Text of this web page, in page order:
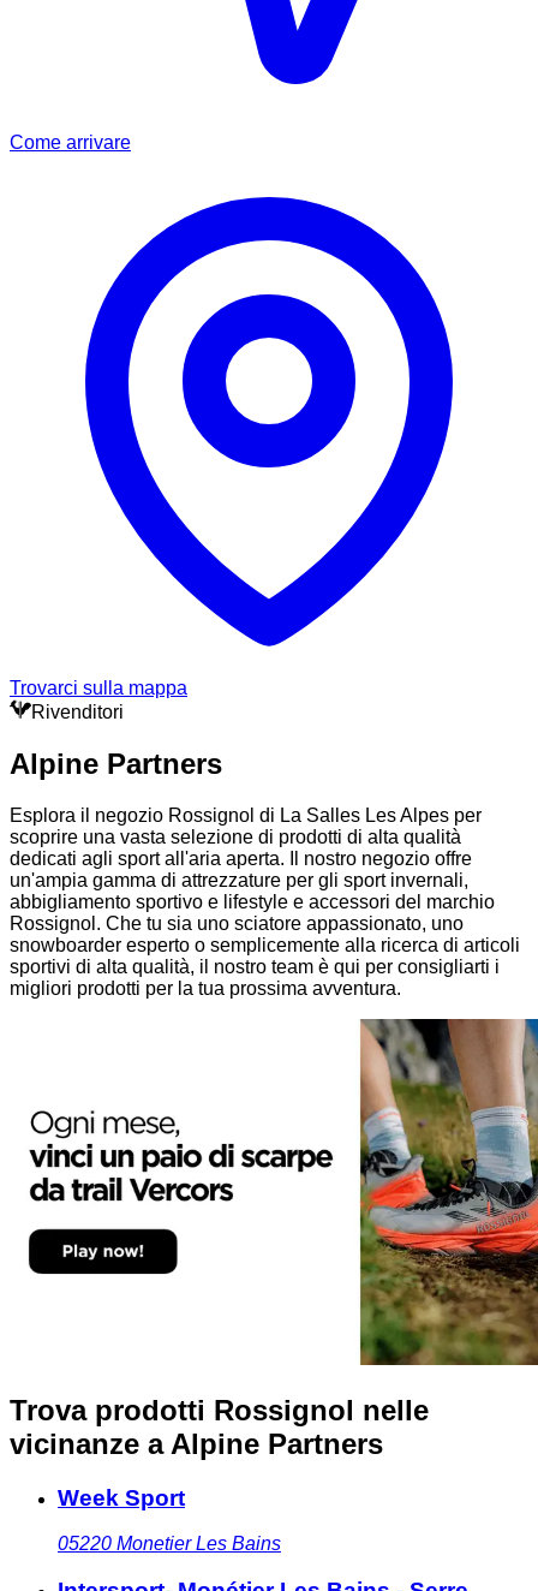
Come arrivare
Trovarci sulla mappa
Rivenditori
Alpine Partners
Esplora il negozio Rossignol di La Salles Les Alpes per
scoprire una vasta selezione di prodotti di alta qualità
dedicati agli sport all'aria aperta. Il nostro negozio offre
un'ampia gamma di attrezzature per gli sport invernali,
abbigliamento sportivo e lifestyle e accessori del marchio
Rossignol. Che tu sia uno sciatore appassionato, uno
snowboarder esperto o semplicemente alla ricerca di articoli
sportivi di alta qualità, il nostro team è qui per consigliarti i
migliori prodotti per la tua prossima avventura.
Trova prodotti Rossignol nelle
vicinanze a Alpine Partners
Week Sport
05220 Monetier Les Bains